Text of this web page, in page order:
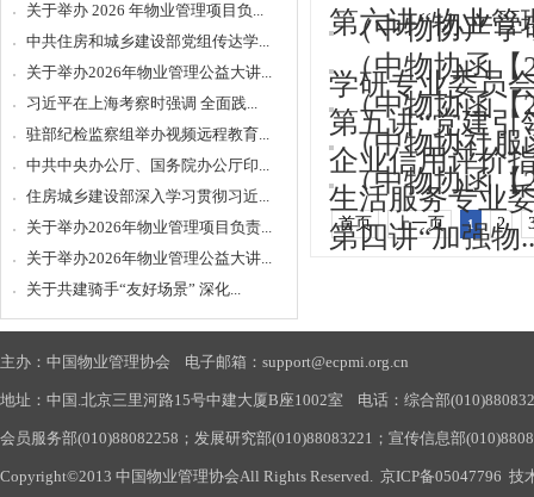
关于举办 2026 年物业管理项目负...
中共住房和城乡建设部党组传达学...
关于举办2026年物业管理公益大讲...
习近平在上海考察时强调 全面践...
驻部纪检监察组举办视频远程教育...
中共中央办公厅、国务院办公厅印...
住房城乡建设部深入学习贯彻习近...
关于举办2026年物业管理项目负责...
关于举办2026年物业管理公益大讲...
关于共建骑手“友好场景” 深化...
第六讲“物业管
（中物协产学
学研专业委员
（中物协函【
第五讲“党建引
（中物协函【
企业信用评价
（中物协社服
生活服务专业
（中物协函【
第四讲“加强物
首页 上一页 1 2
主办：中国物业管理协会 电子邮箱：support@ecpmi.org.cn
地址：中国.北京三里河路15号中建大厦B座1002室 电话：综合部
会员服务部(010)88082258；发展研究部(010)88083221；宣传信息部
Copyright©2013 中国物业管理协会All Rights Reserved. 京ICP备05047796 技